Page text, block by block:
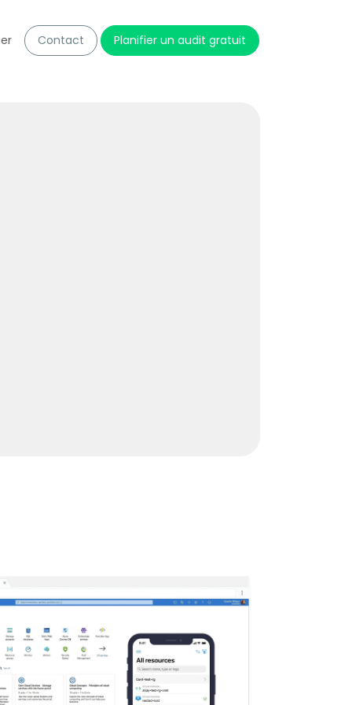
Contact Planifier un audit gratuit